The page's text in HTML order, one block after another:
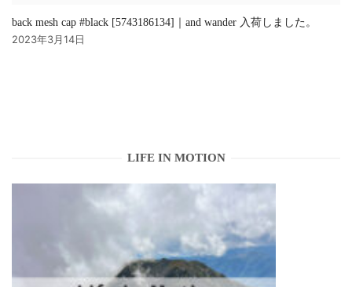
back mesh cap #black [5743186134]｜and wander 入荷しました。
2023年3月14日
LIFE IN MOTION